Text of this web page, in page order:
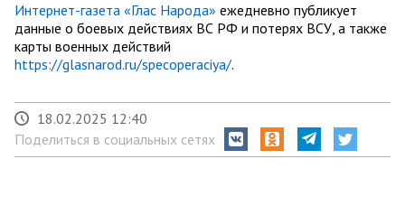
Интернет-газета «Глас Народа» ежедневно публикует
данные о боевых действиях ВС РФ и потерях ВСУ, а также
карты военных действий
https://glasnarod.ru/specoperaciya/.
18.02.2025 12:40
Поделиться в социальных сетях